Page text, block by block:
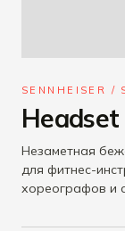
SENNHEISER /
Headset
Незаметная
для фитнес-
хореографов и